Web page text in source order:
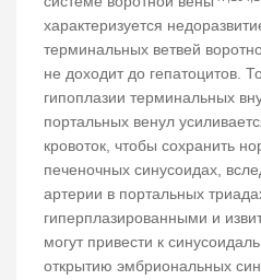
характеризуется
терминальных ветвей
не доходит до гепатоцитов.
гипоплазии терминальных
портальных венул
кровоток, чтобы сохранить
печеночных синусоидах,
артерии в портальных
гиперплазированными и
могут привести к
открытию эмбриональных